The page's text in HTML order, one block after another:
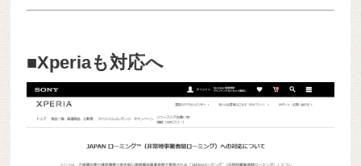
■Xperiaも対応へ